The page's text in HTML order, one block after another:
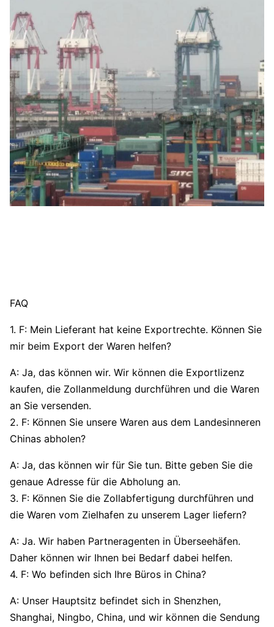
FAQ
1. F: Mein Lieferant hat keine Exportrechte. Können Sie
mir beim Export der Waren helfen?
A: Ja, das können wir. Wir können die Exportlizenz
kaufen, die Zollanmeldung durchführen und die Waren
an Sie versenden.
2. F: Können Sie unsere Waren aus dem Landesinneren
Chinas abholen?
A: Ja, das können wir für Sie tun. Bitte geben Sie die
genaue Adresse für die Abholung an.
3. F: Können Sie die Zollabfertigung durchführen und
die Waren vom Zielhafen zu unserem Lager liefern?
A: Ja. Wir haben Partneragenten in Überseehäfen.
Daher können wir Ihnen bei Bedarf dabei helfen.
4. F: Wo befinden sich Ihre Büros in China?
A: Unser Hauptsitz befindet sich in Shenzhen,
Shanghai, Ningbo, China, und wir können die Sendung